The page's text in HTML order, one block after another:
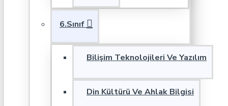
6.Sınıf
Bilişim Teknolojileri Ve Yazılım
Din Kültürü Ve Ahlak Bilgisi